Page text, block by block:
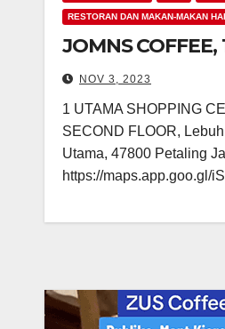
RESTORAN DAN MAKAN-MAKAN
JOMNS COFFEE,
NOV 3, 2023
1 UTAMA SHOPPING
SECOND FLOOR,
Utama, 47800 Petaling
https://maps.app.goo.gl/